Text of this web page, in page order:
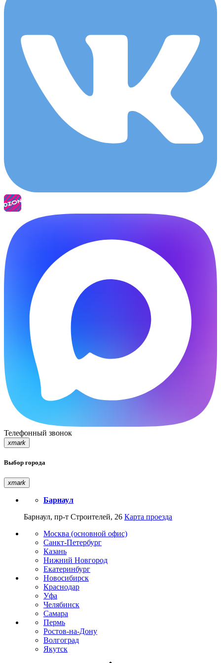
Телефонный звонок
xmark
Выбор города
xmark
Барнаул
Барнаул, пр-т Строителей, 26 Карта проезда
Москва (основной офис)
Санкт-Петербург
Казань
Нижний Новгород
Екатеринбург
Новосибирск
Краснодар
Уфа
Челябинск
Самара
Пермь
Ростов-на-Дону
Волгоград
Якутск